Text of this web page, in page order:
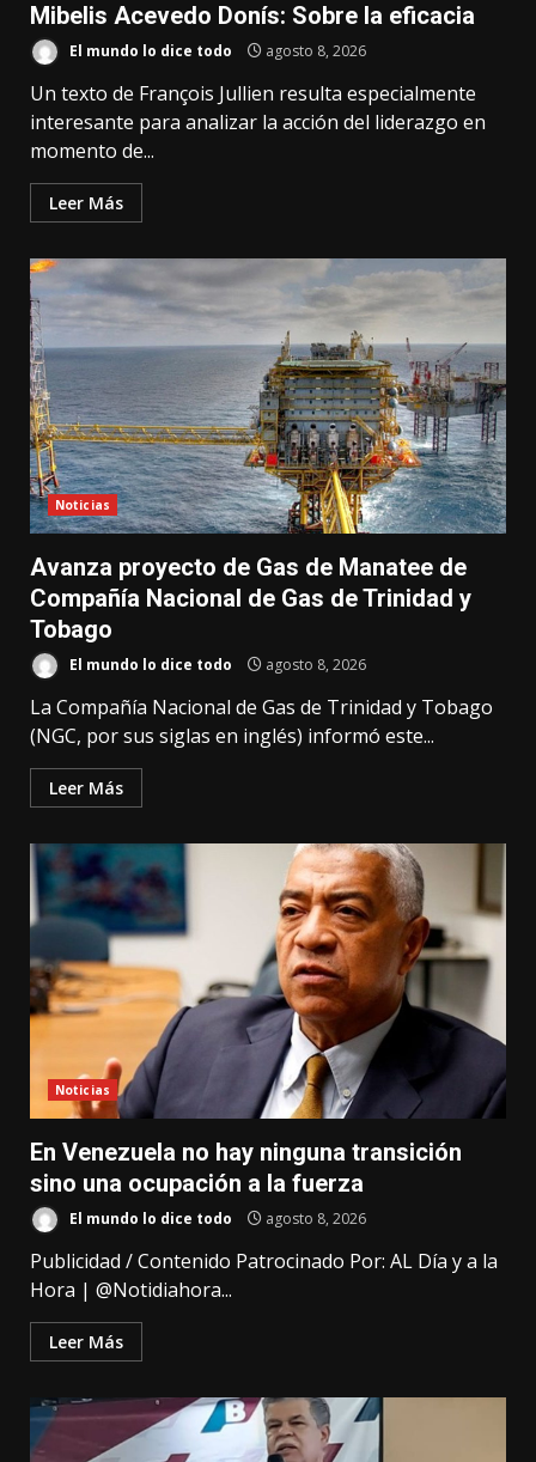
Mibelis Acevedo Donís: Sobre la eficacia
El mundo lo dice todo agosto 8, 2026
Un texto de François Jullien resulta especialmente
interesante para analizar la acción del liderazgo en
momento de...
Leer Más
Noticias
Avanza proyecto de Gas de Manatee de
Compañía Nacional de Gas de Trinidad y
Tobago
El mundo lo dice todo agosto 8, 2026
La Compañía Nacional de Gas de Trinidad y Tobago
(NGC, por sus siglas en inglés) informó este...
Leer Más
Noticias
En Venezuela no hay ninguna transición
sino una ocupación a la fuerza
El mundo lo dice todo agosto 8, 2026
Publicidad / Contenido Patrocinado Por: AL Día y a la
Hora | @Notidiahora...
Leer Más